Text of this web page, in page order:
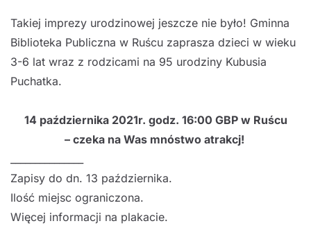
Takiej imprezy urodzinowej jeszcze nie było! Gminna
Biblioteka Publiczna w Ruścu zaprasza dzieci w wieku
3-6 lat wraz z rodzicami na 95 urodziny Kubusia
Puchatka.
14 października 2021r. godz. 16:00 GBP w Ruścu
– czeka na Was mnóstwo atrakcj!
Zapisy do dn. 13 października.
Ilość miejsc ograniczona.
Więcej informacji na plakacie.